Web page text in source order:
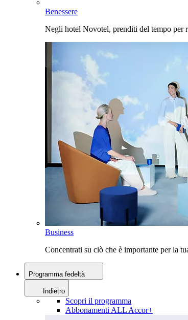
Benessere
Negli hotel Novotel, prenditi del tempo per
Business
Concentrati su ciò che è importante per la
Programma fedeltà
Indietro
Scopri il programma
Abbonamenti ALL Accor+